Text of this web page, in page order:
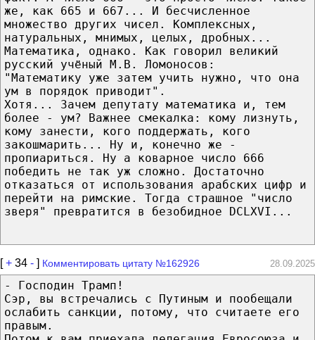
же, как 665 и 667... И бесчисленное
множество других чисел. Комплексных,
натуральных, мнимых, целых, дробных...
Математика, однако. Как говорил великий
русский учёный М.В. Ломоносов:
"Математику уже затем учить нужно, что она
ум в порядок приводит".
Хотя... Зачем депутату математика и, тем
более - ум? Важнее смекалка: кому лизнуть,
кому занести, кого поддержать, кого
закошмарить... Ну и, конечно же -
пропиариться. Ну а коварное число 666
победить не так уж сложно. Достаточно
отказаться от использования арабских цифр и
перейти на римские. Тогда страшное "число
зверя" превратится в безобидное DCLXVI...
[+ 34 - ] Комментировать цитату №162926 28.09.2025
- Господин Трамп!
Сэр, вы встречались с Путиным и пообещали
ослабить санкции, потому, что считаете его
правым.